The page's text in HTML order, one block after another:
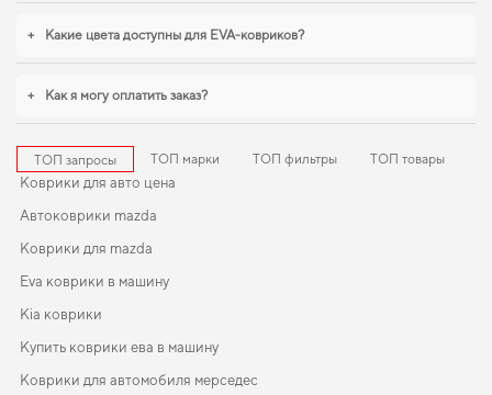
+ Какие цвета доступны для EVA-ковриков?
+ Как я могу оплатить заказ?
ТОП запросы ТОП марки ТОП фильтры ТОП товары
Коврики для авто цена
Автоковрики mazda
Коврики для mazda
Eva коврики в машину
Kia коврики
Купить коврики ева в машину
Коврики для автомобиля мерседес